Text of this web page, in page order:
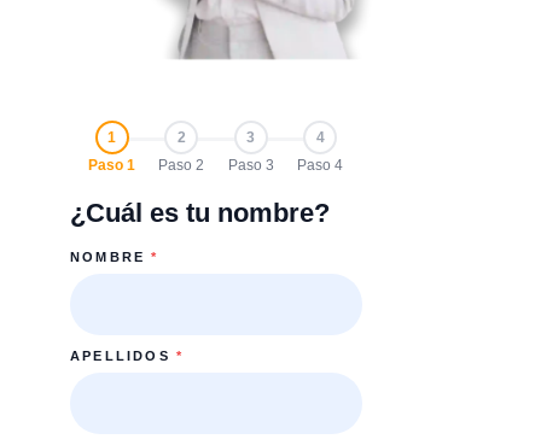
1
Paso 1
2
Paso 2
3
Paso 3
4
Paso 4
¿Cuál es tu nombre?
NOMBRE*
APELLIDOS *